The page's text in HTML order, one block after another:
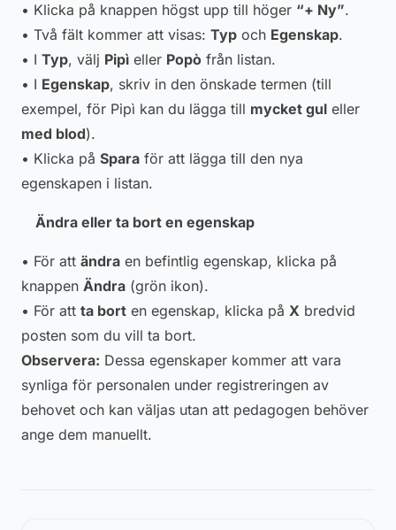
• Klicka på knappen högst upp till höger “+ Ny”.
• Två fält kommer att visas: Typ och Egenskap.
• I Typ, välj Pipì eller Popò från listan.
• I Egenskap, skriv in den önskade termen (till
exempel, för Pipì kan du lägga till mycket gul eller
med blod).
• Klicka på Spara för att lägga till den nya
egenskapen i listan.
Ändra eller ta bort en egenskap
• För att ändra en befintlig egenskap, klicka på
knappen Ändra (grön ikon).
• För att ta bort en egenskap, klicka på X bredvid
posten som du vill ta bort.
Observera: Dessa egenskaper kommer att vara
synliga för personalen under registreringen av
behovet och kan väljas utan att pedagogen behöver
ange dem manuellt.